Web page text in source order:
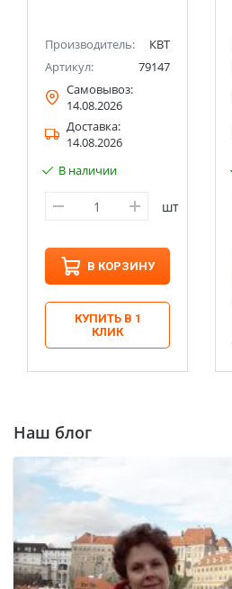
Производитель:
КВТ
Артикул:
79147
Самовывоз:
14.08.2026
Доставка:
14.08.2026
В наличии
шт
В КОРЗИНУ
КУПИТЬ В 1
КЛИК
Наш блог